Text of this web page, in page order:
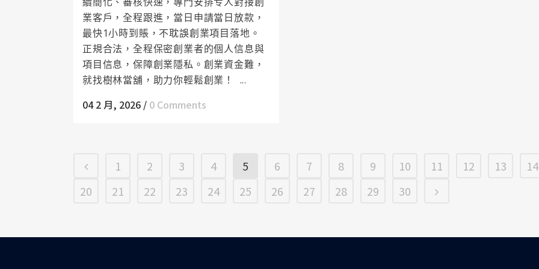
業客戶，全程跟進，當日申請當日放款，
最快1小時到賬，不耽誤創業項目落地。
正規合法，全程保密創業者的個人信息與
項目信息，保障創業隱私。創業資金難，
就找樹林當舖，助力你輕鬆創業！ ...
04 2 月, 2026 / 0 Comments
1 2 3 4 5 6 7 8 9 10 11 12 13 14
20
21 22 23 24 25 26 27 28 29 30